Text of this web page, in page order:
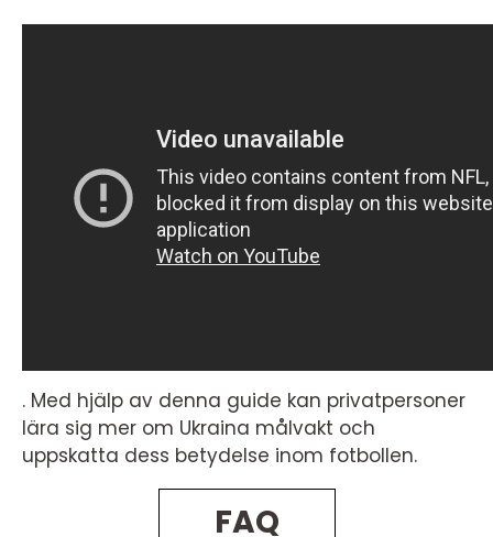
. Med hjälp av denna guide kan privatpersoner
lära sig mer om Ukraina målvakt och
uppskatta dess betydelse inom fotbollen.
FAQ